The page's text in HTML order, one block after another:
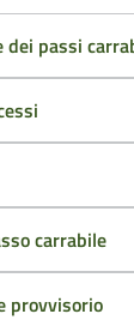
passi
carrabile
provvisorio